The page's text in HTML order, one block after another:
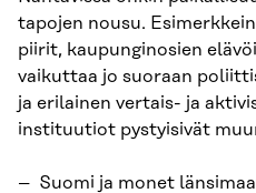
tapojen nousu.
piirit, kaupunginosien
vaikuttaa jo suoraan
ja erilainen vertais- ja
instituutiot pystyisivät
– Suomi ja monet